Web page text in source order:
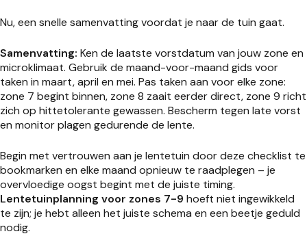
Nu, een snelle samenvatting voordat je naar de tuin gaat.
Samenvatting: Ken de laatste vorstdatum van jouw zone en
microklimaat. Gebruik de maand-voor-maand gids voor
taken in maart, april en mei. Pas taken aan voor elke zone:
zone 7 begint binnen, zone 8 zaait eerder direct, zone 9 richt
zich op hittetolerante gewassen. Bescherm tegen late vorst
en monitor plagen gedurende de lente.
Begin met vertrouwen aan je lentetuin door deze checklist te
bookmarken en elke maand opnieuw te raadplegen – je
overvloedige oogst begint met de juiste timing.
Lentetuinplanning voor zones 7-9 hoeft niet ingewikkeld
te zijn; je hebt alleen het juiste schema en een beetje geduld
nodig.